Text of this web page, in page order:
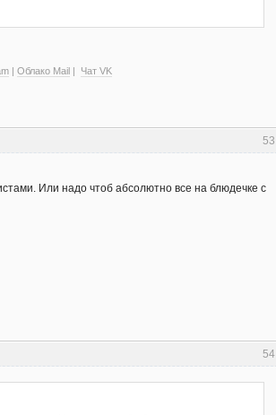
| Облако Mail | Чат VK
53
Или надо чтоб абсолютно все на блюдечке с
54